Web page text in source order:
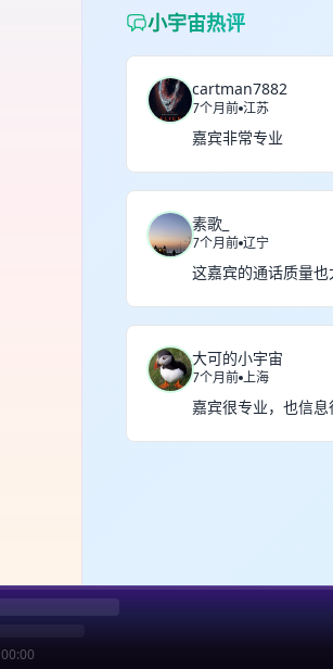
小宇宙热评
cartman7882
7个月前 江苏
嘉宾非常专业
素歌_
7个月前 辽宁
这嘉宾的通话质量
大可的小宇宙
7个月前 上海
嘉宾很专业，也信
00:00